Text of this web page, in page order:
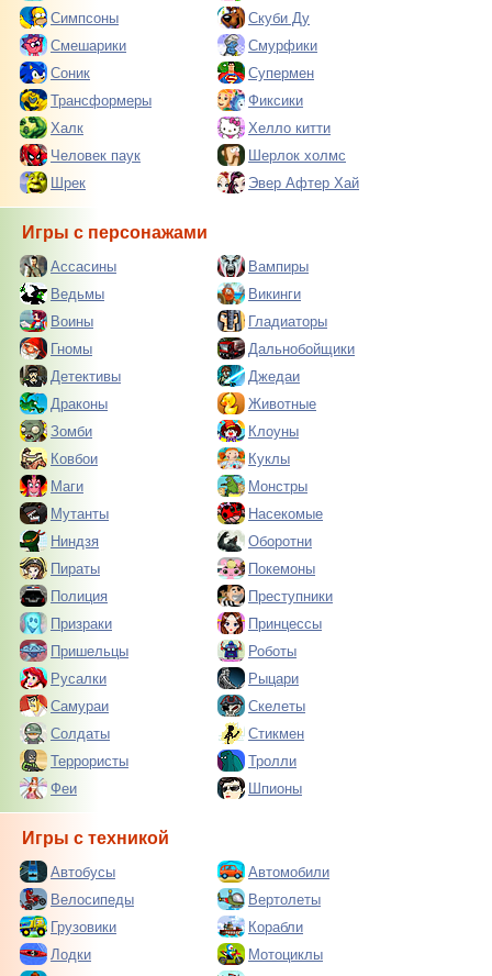
Симпсоны
Скуби Ду
Смешарики
Смурфики
Соник
Супермен
Трансформеры
Фиксики
Халк
Хелло китти
Человек паук
Шерлок холмс
Шрек
Эвер Афтер Хай
Игры с персонажами
Ассасины
Вампиры
Ведьмы
Викинги
Воины
Гладиаторы
Гномы
Дальнобойщики
Детективы
Джедаи
Драконы
Животные
Зомби
Клоуны
Ковбои
Куклы
Маги
Монстры
Мутанты
Насекомые
Ниндзя
Оборотни
Пираты
Покемоны
Полиция
Преступники
Призраки
Принцессы
Пришельцы
Роботы
Русалки
Рыцари
Самураи
Скелеты
Солдаты
Стикмен
Террористы
Тролли
Феи
Шпионы
Игры с техникой
Автобусы
Автомобили
Велосипеды
Вертолеты
Грузовики
Корабли
Лодки
Мотоциклы